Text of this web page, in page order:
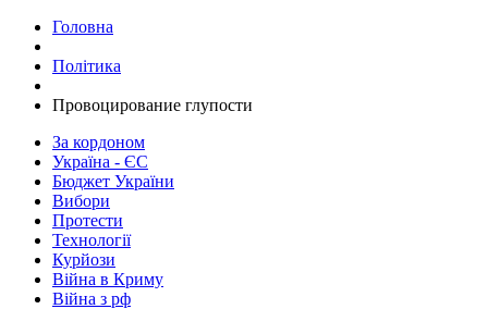
Головна
Політика
​Провоцирование глупости
За кордоном
Україна - ЄС
Бюджет України
Вибори
Протести
Технології
Курйози
Війна в Криму
Війна з рф